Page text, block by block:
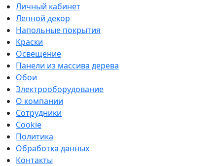
Личный кабинет
Лепной декор
Напольные покрытия
Краски
Освещение
Панели из массива дерева
Обои
Электрооборудование
О компании
Сотрудники
Cookie
Политика
Обработка данных
Контакты